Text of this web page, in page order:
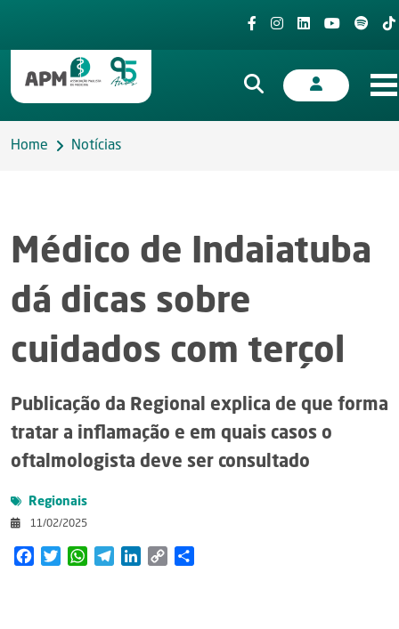
Home Notícias
Médico de Indaiatuba
dá dicas sobre
cuidados com terçol
Publicação da Regional explica de que forma
tratar a inflamação e em quais casos o
oftalmologista deve ser consultado
Regionais
11/02/2025
FacebookTwitterWhatsAppTelegramLinkedIn
Copy